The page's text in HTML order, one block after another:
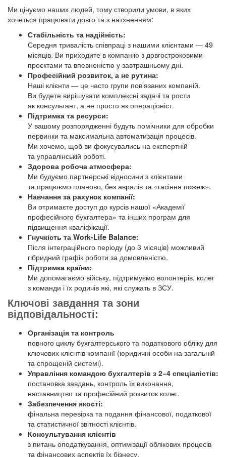
Ми цінуємо наших людей, тому створили умови, в яких
хочеться працювати довго та з натхненням:
Стабільність та надійність:
Середня тривалість співпраці з нашими клієнтами — 49
місяців. Ви приходите в компанію з довгостроковими
проєктами та впевненістю у завтрашньому дні.
Професійний розвиток, а не рутина:
Наші клієнти — це часто групи пов’язаних компаній.
Ви будете вирішувати комплексні задачі та рости
як консультант, а не просто як операціоніст.
Підтримка та ресурси:
У вашому розпорядженні будуть помічники для обробки
первинки та максимальна автоматизація процесів.
Ми хочемо, щоб ви фокусувались на експертній
та управлінській роботі.
Здорова робоча атмосфера:
Ми будуємо партнерські відносини з клієнтами
та працюємо планово, без авралів та «гасіння пожеж».
Навчання за рахунок компанії:
Ви отримаєте доступ до курсів нашої «Академії
професійного бухгалтера» та інших програм для
підвищення кваліфікації.
Гнучкість та Work-Life Balance:
Після інтеграційного періоду (до 3 місяців) можливий
гібридний графік роботи за домовленістю.
Підтримка країни:
Ми допомагаємо війську, підтримуємо волонтерів, колег
з команди і їх родичів які, які служать в ЗСУ.
Ключові завдання та зони
відповідальності:
Організація та контроль
повного циклу бухгалтерського та податкового обліку для
ключових клієнтів компанії (юридичні особи на загальній
та спрощеній системі).
Управління командою бухгалтерів з 2−4 спеціалістів:
постановка завдань, контроль їх виконання,
наставництво та професійний розвиток колег.
Забезпечення якості:
фінальна перевірка та подання фінансової, податкової
та статистичної звітності клієнтів.
Консультування клієнтів
з питань оподаткування, оптимізації облікових процесів
та фінансових аспектів їх бізнесу.